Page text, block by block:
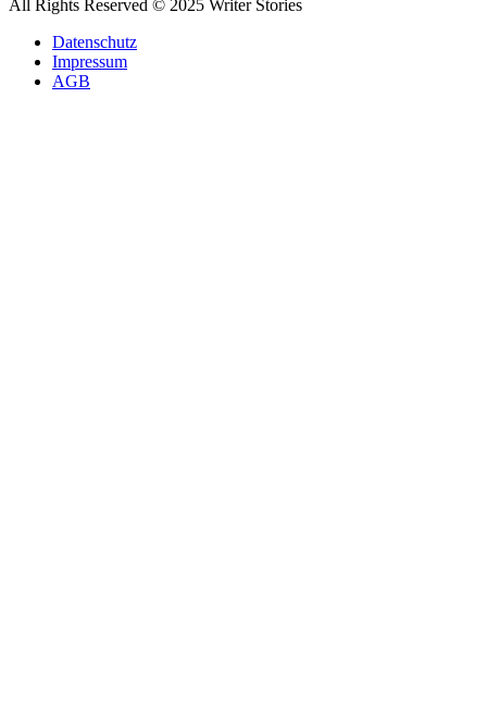
All Rights Reserved © 2025 Writer Stories
Datenschutz
Impressum
AGB